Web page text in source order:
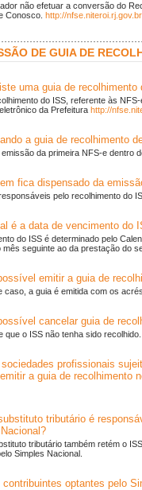
não efetuar a conversão do
Conosco. http://nfse.niteroi.rj.gov.br
DE GUIA DE
uma guia de
do ISS, referente às
da Prefeitura http://
a guia de recolhimento
emissão da primeira NFS-e dentro
fica dispensado da
pelo recolhimento do
é a data de vencimento do
do ISS é determinado pelo
mês seguinte ao da prestação do
emitir a guia de
caso, a guia é emitida com os
cancelar guia de
que o ISS não tenha sido recolhido.
profissionais
a guia de recolhimento
tributário é
tributário também retém o
Simples Nacional.
optantes pelo